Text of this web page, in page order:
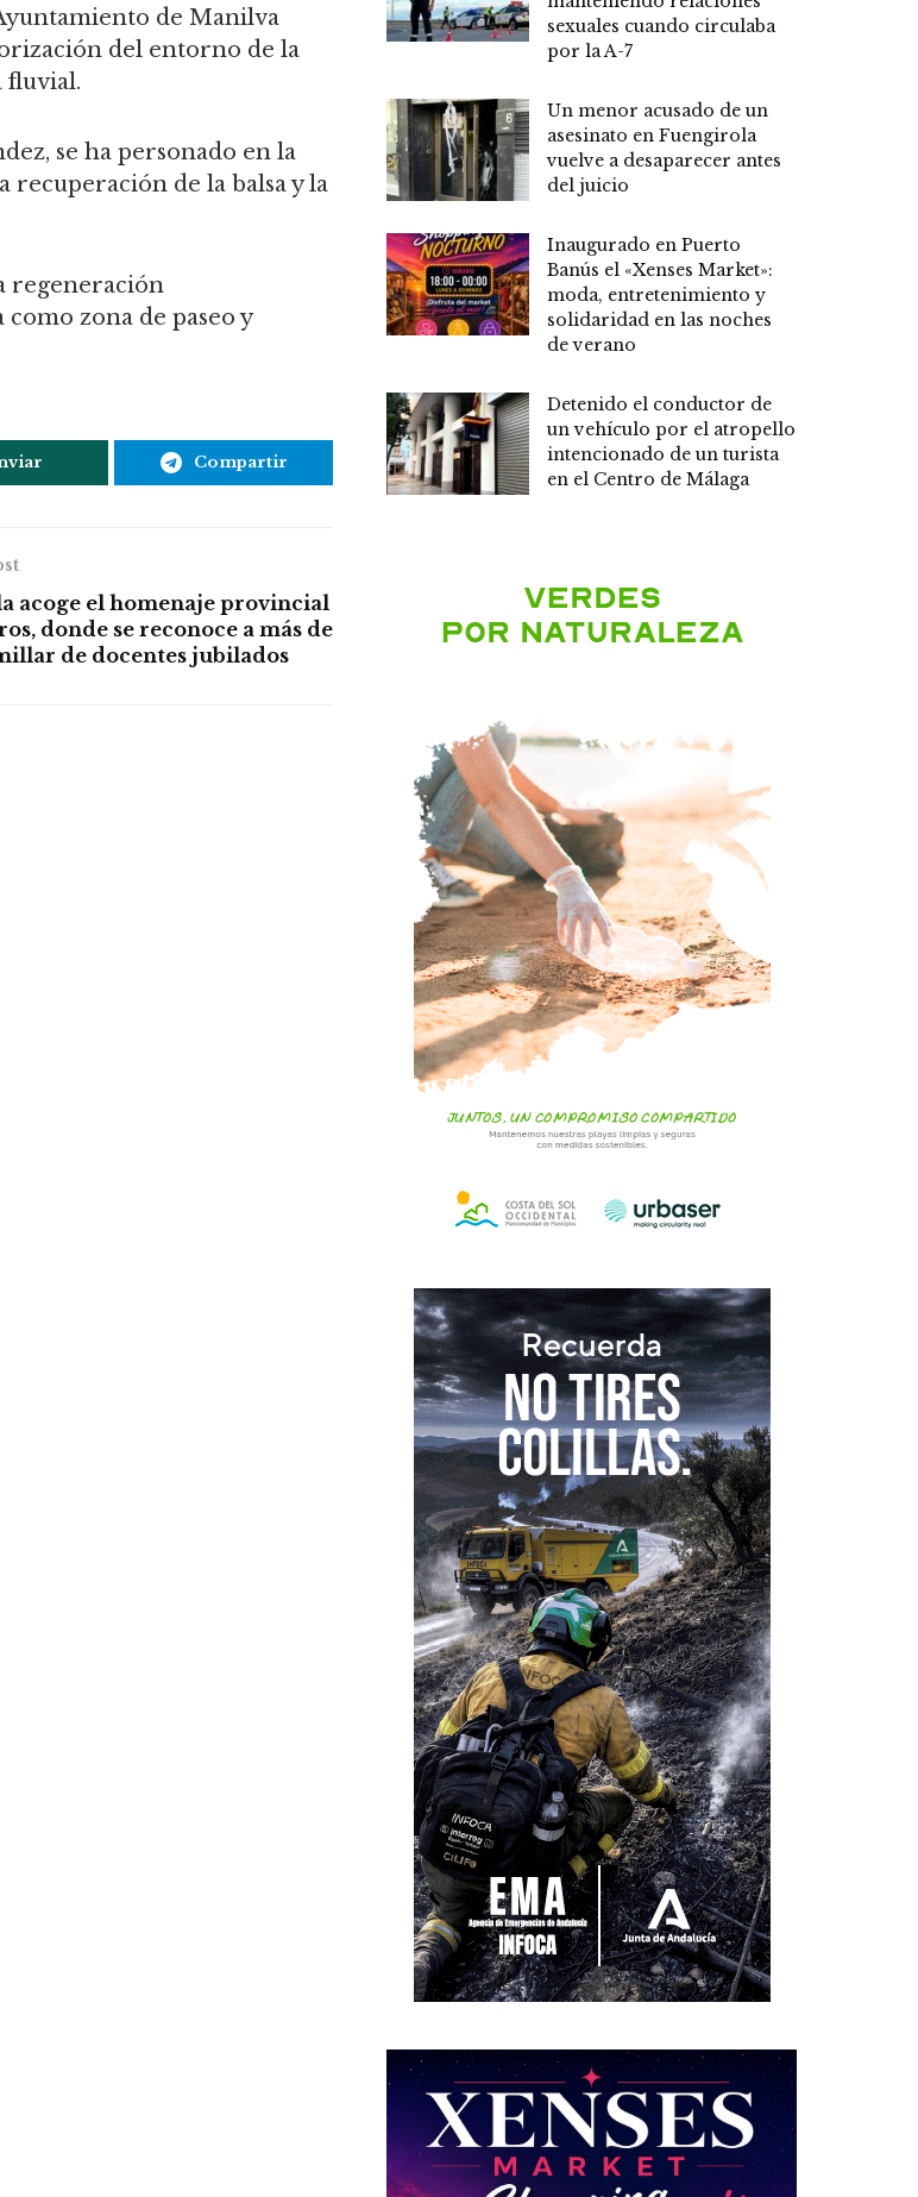
de Manilva
del entorno de la
fluvial.
se ha personado en la
recuperación de la balsa y la
regeneración
zona de paseo y
Compartir
acoge el homenaje provincial
donde se reconoce a más de
de docentes jubilados
sexuales cuando circulaba
por la A-7
Un menor acusado de un
asesinato en Fuengirola
vuelve a desaparecer antes
del juicio
Inaugurado en Puerto
Banús el «Xenses Market»:
moda, entretenimiento y
solidaridad en las noches
de verano
Detenido el conductor de
un vehículo por el atropello
intencionado de un turista
en el Centro de Málaga